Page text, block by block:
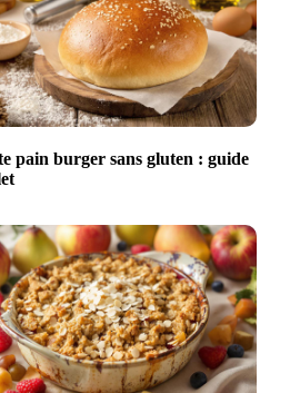
pain burger sans gluten : guide